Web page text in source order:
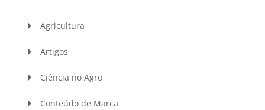
Agricultura
Artigos
Ciência no Agro
Conteúdo de Marca